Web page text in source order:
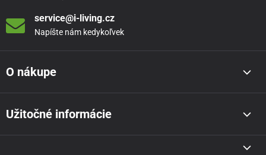
service@i-living.cz
Napíšte nám kedykoľvek
O nákupe
Užitočné informácie